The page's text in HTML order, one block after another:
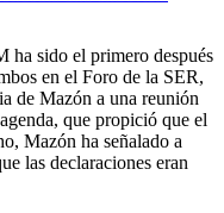
ha sido el primero después
en el Foro de la SER,
de Mazón a una reunión
que propició que el
Mazón ha señalado a
las declaraciones eran